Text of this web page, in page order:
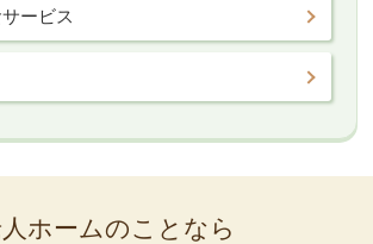
ービス
ホームのことなら